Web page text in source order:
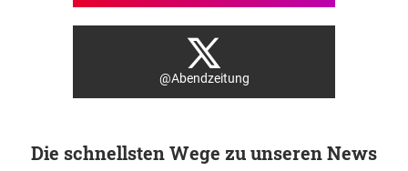
@Abendzeitung
Die schnellsten Wege zu unseren News